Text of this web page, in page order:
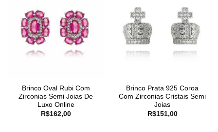
Brinco Oval Rubi Com
Zirconias Semi Joias De
Luxo Online
R$162,00
Brinco Prata 925 Coroa
Com Zirconias Cristais Semi
Joias
R$151,00